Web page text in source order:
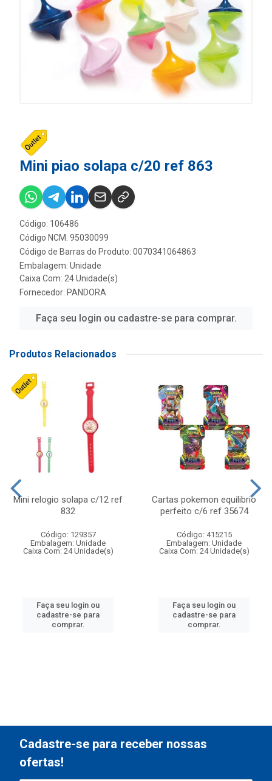
Mini piao solapa c/20 ref 863
Código: 106486
Código NCM: 95030099
Código de Barras do Produto: 0070341064863
Embalagem: Unidade
Caixa Com: 24 Unidade(s)
Fornecedor: PANDORA
Faça seu login ou cadastre-se para comprar.
Produtos Relacionados
Mini relogio solapa c/12 ref
832
Código: 129357
Embalagem: Unidade
Caixa Com: 24 Unidade(s)
Faça seu login ou
cadastre-se para
comprar.
Cartas pokemon equilibrio
perfeito c/6 ref 35674
Código: 415215
Embalagem: Unidade
Caixa Com: 24 Unidade(s)
Faça seu login ou
cadastre-se para
comprar.
Cadastre-se para receber nossas
ofertas!